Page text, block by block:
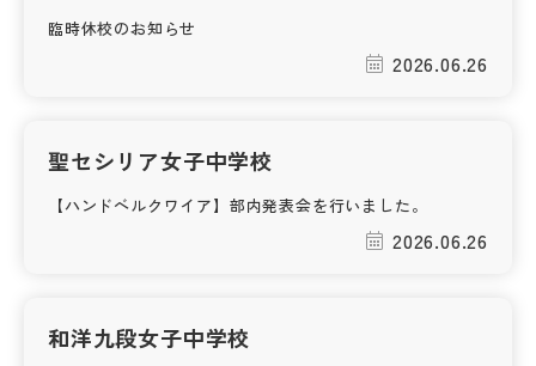
帰国生受験情報
臨時休校のお知らせ
2026.06.26
聖セシリア女子中学校
【ハンドベルクワイア】部内発表会を行いました。
2026.06.26
和洋九段女子中学校